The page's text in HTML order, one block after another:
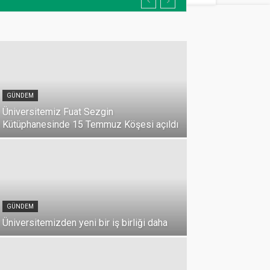
GÜNDEM
Üniversitemiz Fuat Sezgin
Kütüphanesinde 15 Temmuz Köşesi açıldı
GÜNDEM
Üniversitemizden yeni bir iş birliği daha